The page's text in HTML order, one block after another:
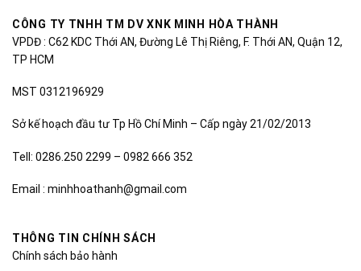
CÔNG TY TNHH TM DV XNK MINH HÒA THÀNH
VPDĐ : C62 KDC Thới AN, Đường Lê Thị Riêng, F. Thới AN, Quận 12,
TP HCM
MST 0312196929
Sở kế hoạch đầu tư Tp Hồ Chí Minh – Cấp ngày 21/02/2013
Tell: 0286.250 2299 – 0982 666 352
Email : minhhoathanh@gmail.com
THÔNG TIN CHÍNH SÁCH
Chính sách bảo hành